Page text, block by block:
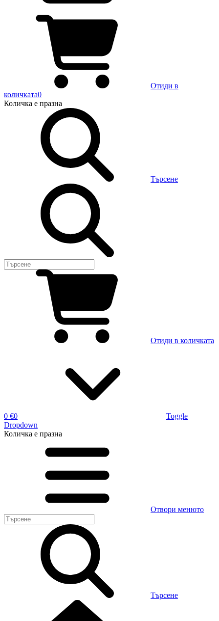
Отиди в
количката0
Количка е празна
Търсене
Отиди в количката
0 €0
Toggle
Dropdown
Количка е празна
Отвори менюто
Търсене